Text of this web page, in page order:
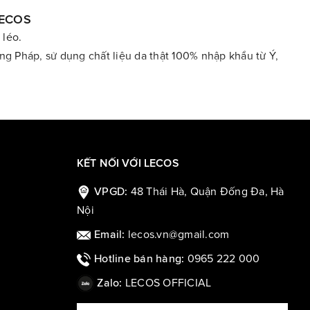
léo.
sử dụng chất liệu da thật 100% nhập khẩu từ Ý,
lĩnh của người phụ nữ hiện đại.
KẾT NỐI VỚI LECOS
VPGD: 48 Thái Hà, Quận Đống Đa, Hà
Nội
Email: lecos.vn@gmail.com
Hotline bán hàng: 0965 222 000
Zalo: LECOS OFFICIAL